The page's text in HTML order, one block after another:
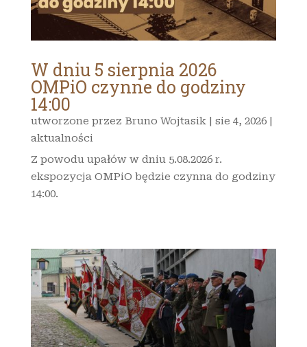
W dniu 5 sierpnia 2026
OMPiO czynne do godziny
14:00
utworzone przez Bruno Wojtasik| sie 4, 2026|
aktualności
Z powodu upałów w dniu 5.08.2026 r.
ekspozycja OMPiO będzie czynna do godziny
14:00.